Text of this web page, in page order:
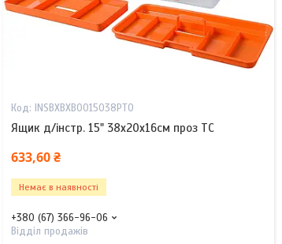
INSBXBXB0015038PT0
Ящик д/інстр. 15" 38х20х16см проз TC
633,60 ₴
Немає в наявності
+380 (67) 366-96-06
Відділ продажів